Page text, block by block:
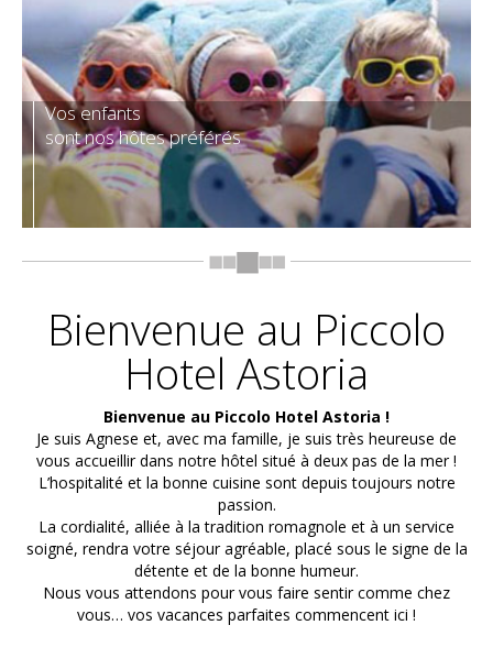
Vos enfants
sont nos hôtes préférés
Bienvenue au Piccolo
Hotel Astoria
Bienvenue au Piccolo Hotel Astoria !
Je suis Agnese et, avec ma famille, je suis très heureuse de
vous accueillir dans notre hôtel situé à deux pas de la mer !
L’hospitalité et la bonne cuisine sont depuis toujours notre
passion.
La cordialité, alliée à la tradition romagnole et à un service
soigné, rendra votre séjour agréable, placé sous le signe de la
détente et de la bonne humeur.
Nous vous attendons pour vous faire sentir comme chez
vous… vos vacances parfaites commencent ici !